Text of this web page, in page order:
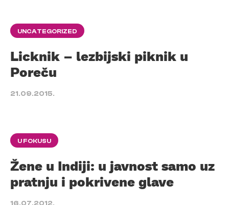
UNCATEGORIZED
Licknik – lezbijski piknik u
Poreču
21.09.2015.
U FOKUSU
Žene u Indiji: u javnost samo uz
pratnju i pokrivene glave